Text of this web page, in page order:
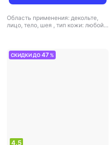
Область применения: декольте,
лицо, тело, шея , тип кожи: любой
СКИДКИ ДО47 %
4.5